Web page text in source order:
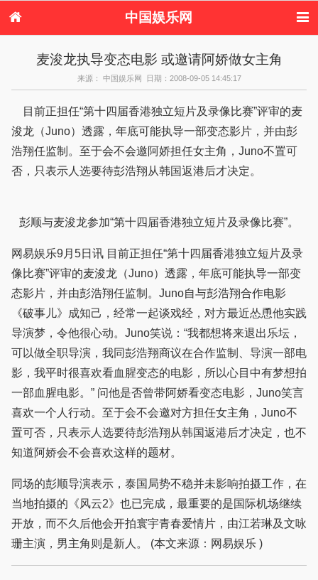
中国娱乐网
港台娱乐
日本娱乐 韩国娱乐
欧美娱乐
音乐新闻 影视新闻
日本韩国明星
八卦
欧美明星八卦 娱乐评论
麦浚龙执导变态电影 或邀请阿娇做女主角
来源： 中国娱乐网 日期：2008-09-05 14:45:17
目前正担任“第十四届香港独立短片及录像比赛”评审的麦
浚龙（Juno）透露，年底可能执导一部变态影片，并由彭
浩翔任监制。至于会不会邀阿娇担任女主角，Juno不置可
否，只表示人选要待彭浩翔从韩国返港后才决定。
彭顺与麦浚龙参加“第十四届香港独立短片及录像比赛”。
网易娱乐9月5日讯 目前正担任“第十四届香港独立短片及录
像比赛”评审的麦浚龙（Juno）透露，年底可能执导一部变
态影片，并由彭浩翔任监制。Juno自与彭浩翔合作电影
《破事儿》成知己，经常一起谈戏经，对方最近怂恿他实践
导演梦，令他很心动。Juno笑说：“我都想将来退出乐坛，
可以做全职导演，我同彭浩翔商议在合作监制、导演一部电
影，我平时很喜欢看血腥变态的电影，所以心目中有梦想拍
一部血腥电影。” 问他是否曾带阿娇看变态电影，Juno笑言
喜欢一个人行动。至于会不会邀对方担任女主角，Juno不
置可否，只表示人选要待彭浩翔从韩国返港后才决定，也不
知道阿娇会不会喜欢这样的题材。
同场的彭顺导演表示，泰国局势不稳并未影响拍摄工作，在
当地拍摄的《风云2》也已完成，最重要的是国际机场继续
开放，而不久后他会开拍寰宇青春爱情片，由江若琳及文咏
珊主演，男主角则是新人。 (本文来源：网易娱乐 )